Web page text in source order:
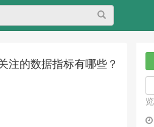
搜索
注的数据指标有哪些？
览